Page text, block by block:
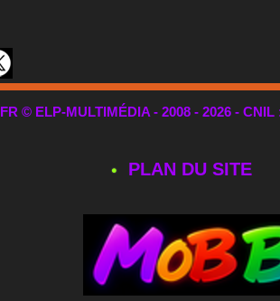
© ELP-MULTIMÉDIA - 2008 - 2026 -
PLAN DU SITE